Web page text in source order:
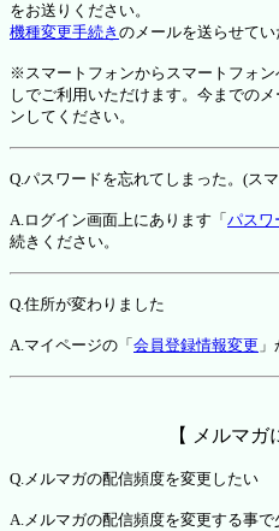
をお送りください。
機種変更手続き のメールを送らせてい
※スマートフォンからスマートフォ
しでご利用いただけます。今までの
ンしてください。
Q.パスワードを忘れてしまった。(ス
A.ログイン画面上にあります「 パスワ
続きください。
Q.住所が変わりました
A.マイページの「 会員登録情報変更
【 メルマガ
Q.メルマガの配信頻度を変更したい
A.メルマガの配信頻度を変更する事で